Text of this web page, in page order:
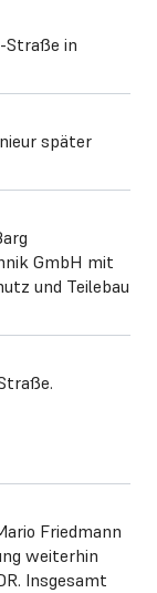
Straße in
später
GmbH mit
und Teilebau
Friedmann
weiterhin
Insgesamt